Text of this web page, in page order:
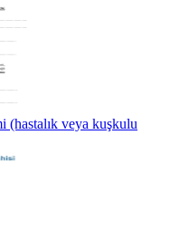
(hastalık veya kuşkulu